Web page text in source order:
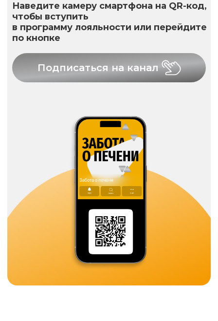
Наведите камеру смартфона на QR-код,
чтобы вступить
в программу лояльности или перейдите
по кнопке
Подписаться на канал